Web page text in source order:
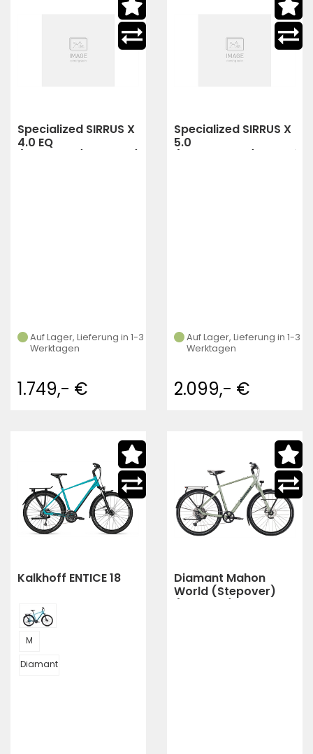
Specialized SIRRUS X
4.0 EQ
Auf Lager, Lieferung in 1-3
Werktagen
1.749,- €
Specialized SIRRUS X
5.0
Auf Lager, Lieferung in 1-3
Werktagen
2.099,- €
Kalkhoff ENTICE 18
M
Diamant
Diamant Mahon
World (Stepover)